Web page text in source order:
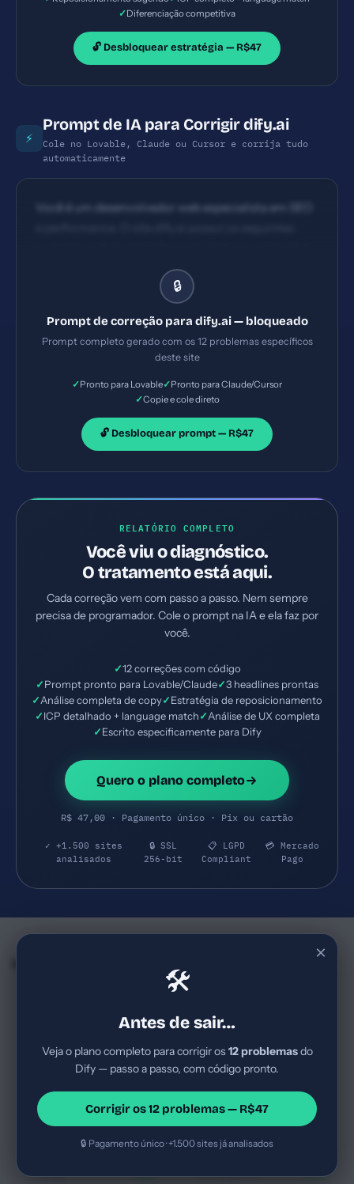
✓Diferenciação competitiva
🔓 Desbloquear estratégia — R$47
⚡
Prompt de IA para Corrigir dify.ai
Cole no Lovable, Claude ou Cursor e corrija tudo
automaticamente
Você é um desenvolvedor web especialista em SEO
Frame-Options ausente 3) Referrer-Policy ausente
4) Permissions-Policy ausente. Implemente TODAS
necessários e configurações de servidor. Priorize as
correções críticas primeiro.
🔒
Prompt de correção para dify.ai — bloqueado
Prompt completo gerado com os 12 problemas específicos
deste site
✓Pronto para Lovable✓Pronto para Claude/Cursor
✓Copie e cole direto
🔓 Desbloquear prompt — R$47
RELATÓRIO COMPLETO
Você viu o diagnóstico.
O tratamento está aqui.
Cada correção vem com passo a passo. Nem sempre
precisa de programador. Cole o prompt na IA e ela faz por
você.
✓12 correções com código
✓Prompt pronto para Lovable/Claude✓3 headlines prontas
✓Análise completa de copy✓Estratégia de reposicionamento
✓ICP detalhado + language match✓Análise de UX completa
✓Escrito especificamente para Dify
Quero o plano completo
R$ 47,00 · Pagamento único · Pix ou cartão
✓ +1.500 sites
analisados
🔒 SSL
256-bit
📋 LGPD
Compliant
💳 Mercado
Pago
×
🛠
Antes de sair…
Veja o plano completo para corrigir os12 problemasdo
Dify — passo a passo, com código pronto.
Corrigir os 12 problemas — R$47
🔒 Pagamento único · +1.500 sites já analisados
SaaS B2B para o segmento
com foco em gestão de leads,
distribuição entre unidades,
CRM/ gestão de leads para
concessionárias automotivas
SaaS B2B de analytics/dados;
que necessitam de
infraestrutura de dados
infrastructure
oracle.com cloud.google.com